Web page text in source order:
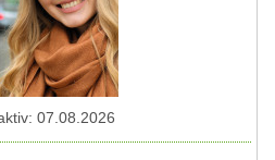
07.08.2026